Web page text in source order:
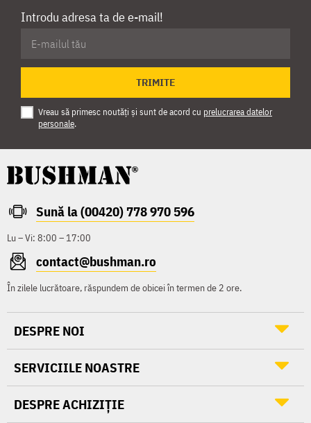
Introdu adresa ta de e-mail!
TRIMITE
Vreau să primesc noutăți și sunt de acord cu prelucrarea datelor
personale.
Sună la (00420) 778 970 596
Lu – Vi: 8:00 – 17:00
contact@bushman.ro
În zilele lucrătoare, răspundem de obicei în termen de 2 ore.
DESPRE NOI
SERVICIILE NOASTRE
DESPRE ACHIZIȚIE